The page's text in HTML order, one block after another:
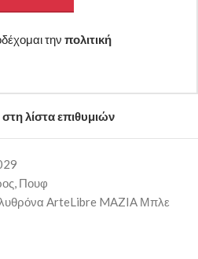
την πολιτική
λίστα επιθυμιών
, Πουφ
ArteLibre MAZIA Μπλε